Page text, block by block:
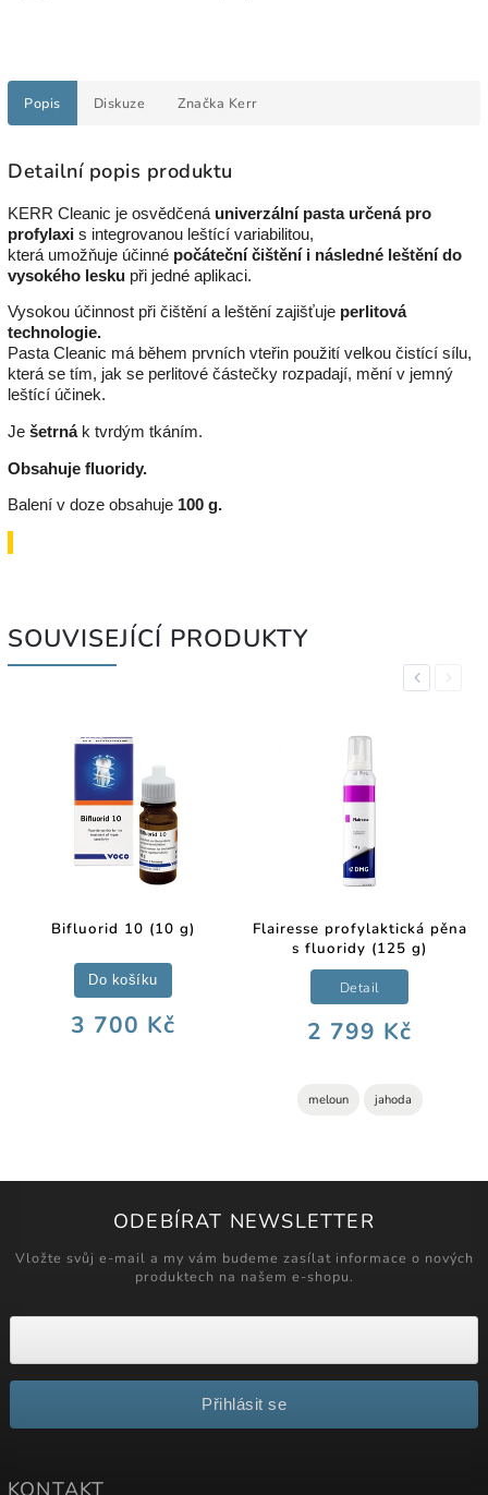
Popis Diskuze Značka Kerr
Detailní popis produktu
KERR Cleanic je osvědčená univerzální pasta určená pro
profylaxi s integrovanou leštící variabilitou,
která umožňuje účinné počáteční čištění i následné leštění do
vysokého lesku při jedné aplikaci.
Vysokou účinnost při čištění a leštění zajišťuje perlitová
technologie.
Pasta Cleanic má během prvních vteřin použití velkou čistící sílu,
která se tím, jak se perlitové částečky rozpadají, mění v jemný
leštící účinek.
Je šetrnák tvrdým tkáním.
Obsahuje fluoridy.
Balení v doze obsahuje 100 g.
SOUVISEJÍCÍ PRODUKTY
Previous
Bifluorid 10 (10 g)
3 700 Kč
Do košíku
Flairesse profylaktická pěna
s fluoridy (125 g)
2 799 Kč
Detail
meloun jahoda
Next
ODEBÍRAT NEWSLETTER
Vložte svůj e-mail a my vám budeme zasílat informace o nových
produktech na našem e-shopu.
Přihlásit se
KONTAKT